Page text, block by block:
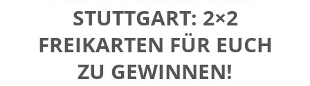
STUTTGART: 2×2
FREIKARTEN FÜR EUCH
ZU GEWINNEN!